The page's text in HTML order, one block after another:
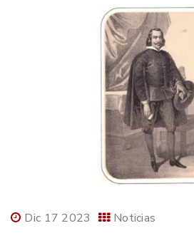
Dic 17 2023 Noticias